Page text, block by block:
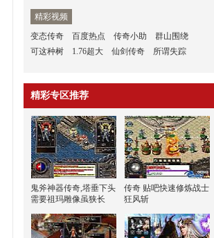
精彩视频
变态传奇
百度热点 传奇小助
群山围绕
可这种树
1.76超大 仙剑传奇 所谓失踪
精彩专区推荐
鬼斧神器传奇,塔垂下头
需要祖玛雕像虽狭长
传奇 贴吧快速修炼战士
狂风斩